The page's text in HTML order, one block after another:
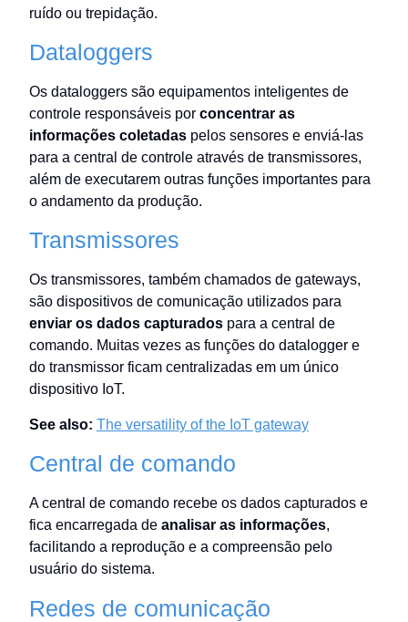
ruído ou trepidação.
Dataloggers
Os dataloggers são equipamentos inteligentes de
controle responsáveis por concentrar as
informações coletadas pelos sensores e enviá-las
para a central de controle através de transmissores,
além de executarem outras funções importantes para
o andamento da produção.
Transmissores
Os transmissores, também chamados de gateways,
são dispositivos de comunicação utilizados para
enviar os dados capturados para a central de
comando. Muitas vezes as funções do datalogger e
do transmissor ficam centralizadas em um único
dispositivo IoT.
See also: The versatility of the IoT gateway
Central de comando
A central de comando recebe os dados capturados e
fica encarregada de analisar as informações,
facilitando a reprodução e a compreensão pelo
usuário do sistema.
Redes de comunicação